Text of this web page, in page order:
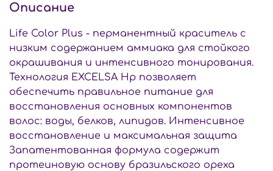
Описание
Life Color Plus - перманентный краситель с
низким содержанием аммиака для стойкого
окрашивания и интенсивного тонирования.
Технология EXCELSA Hp позволяет
обеспечить правильное питание для
восстановления основных компонентов
волос: воды, белков, липидов. Интенсивное
восстановление и максимальная защита
Запатентованная формула содержит
протеиновую основу бразильского ореха